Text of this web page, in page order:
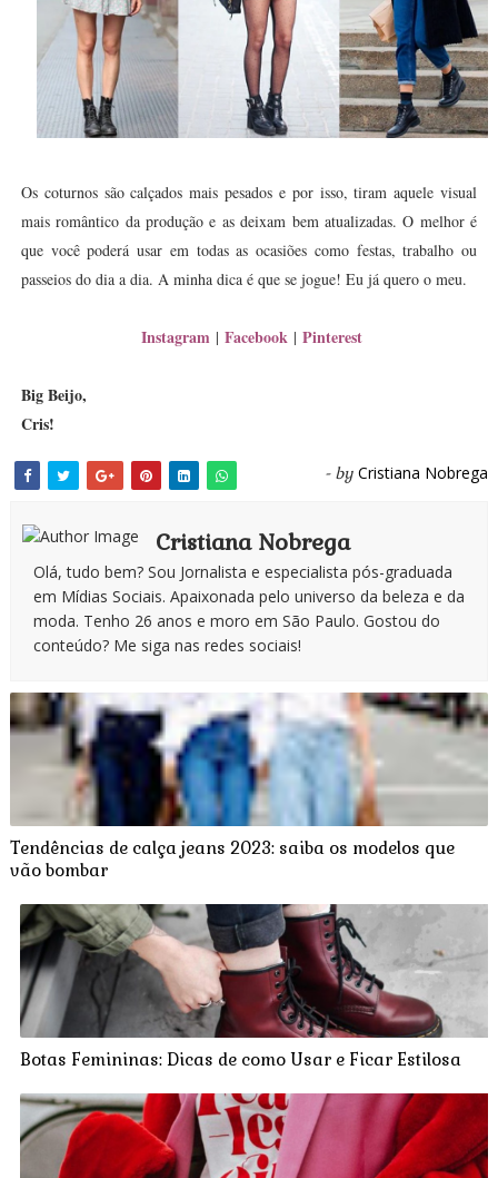
Os coturnos são calçados mais pesados e por isso, tiram aquele visual
mais romântico da produção e as deixam bem atualizadas. O melhor é
que você poderá usar em todas as ocasiões como festas, trabalho ou
passeios do dia a dia. A minha dica é que se jogue! Eu já quero o meu.
Instagram | Facebook | Pinterest
Big Beijo,
Cris!
- by Cristiana Nobrega
Cristiana Nobrega
Olá, tudo bem? Sou Jornalista e especialista pós-graduada
em Mídias Sociais. Apaixonada pelo universo da beleza e da
moda. Tenho 26 anos e moro em São Paulo. Gostou do
conteúdo? Me siga nas redes sociais!
Tendências de calça jeans 2023: saiba os modelos que
vão bombar
Botas Femininas: Dicas de como Usar e Ficar Estilosa